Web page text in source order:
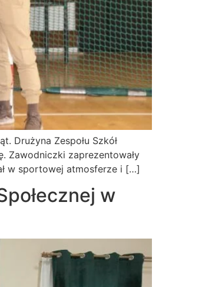
Drużyna Zespołu Szkół
Zawodniczki zaprezentowały
w sportowej atmosferze i […]
w